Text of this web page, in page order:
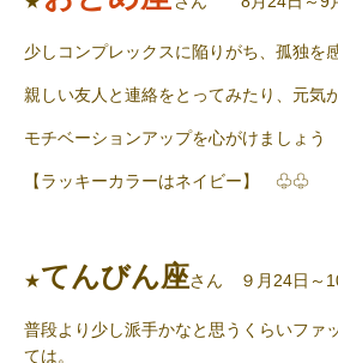
少しコンプレックスに陥りがち、孤独を
親しい友人と連絡をとってみたり、元気
モチベーションアップを心がけましょう
【ラッキーカラーはネイビー】 ♧♧
★てんびん座さん ９月 24日～
普段より少し派手かなと思うくらいファ
ては。